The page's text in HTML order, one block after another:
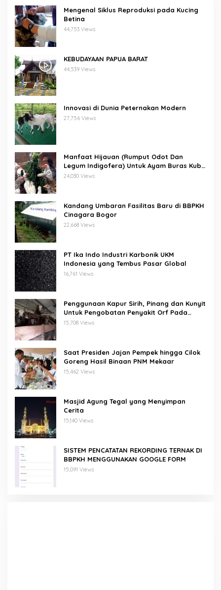
Mengenal Siklus Reproduksi pada Kucing
Betina
44,753 Views
KEBUDAYAAN PAPUA BARAT
44,539 Views
Innovasi di Dunia Peternakan Modern
27,756 Views
Manfaat Hijauan (Rumput Odot Dan
Legum Indigofera) Untuk Ayam Buras Kub
Dan Sensi
24,030 Views
Kandang Umbaran Fasilitas Baru di BBPKH
Cinagara Bogor
22,668 Views
PT Ika Indo Industri Karbonik UKM
Indonesia yang Tembus Pasar Global
16,761 Views
Penggunaan Kapur Sirih, Pinang dan Kunyit
Untuk Pengobatan Penyakit Orf Pada
Domba/Kambing
15,708 Views
Saat Presiden Jajan Pempek hingga Cilok
Goreng Hasil Binaan PNM Mekaar
15,462 Views
Masjid Agung Tegal yang Menyimpan
Cerita
15,140 Views
SISTEM PENCATATAN REKORDING TERNAK DI
BBPKH MENGGUNAKAN GOOGLE FORM
15,091 Views